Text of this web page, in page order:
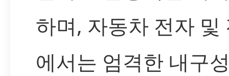
하며, 자동차 전자 및
에서는 엄격한 내구